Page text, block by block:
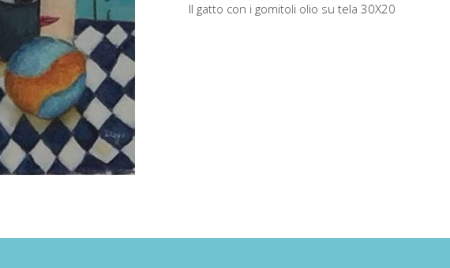
Il gatto con i gomitoli olio su tela 30X20